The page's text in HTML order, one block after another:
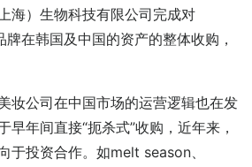
海）生物科技有限公司完成对
牌在韩国及中国的资产的整体收购，
妆公司在中国市场的运营逻辑也在发
早年间直接“扼杀式”收购，近年来，
于投资合作。如melt season、